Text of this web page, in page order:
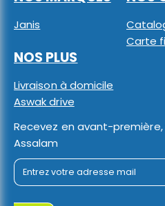
Janis
Carte
NOS PLUS
Livraison à domicile
Aswak drive
Recevez en avant-
Assalam